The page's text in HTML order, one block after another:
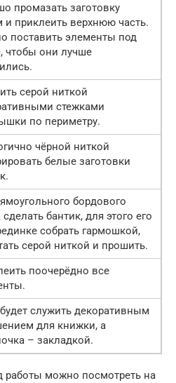
промазать заготовку
и приклеить верхнюю часть.
поставить элементы под
чтобы они лучше
серой ниткой
стежками
по периметру.
чёрной ниткой
белые заготовки
бордового
сделать бантик, для этого его
собрать гармошкой,
серой ниткой и прошить.
поочерёдно все
служить декоративным
для книжки, а
– закладкой.
работы можно посмотреть на